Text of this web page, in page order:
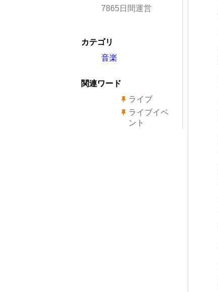
7865日間運営
カテゴリ
音楽
関連ワード
ライブ
ライブイベ
ント